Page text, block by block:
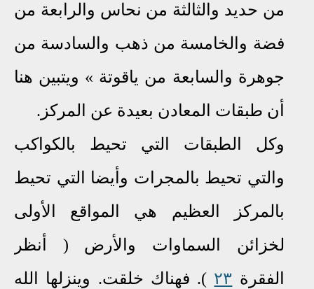
من حديد والثالثة من نحاس والرابعة من
فضة والخامسة من ذهب والسادسة من
جوهرة والسابعة من ياقوتة » ويتبين هنا
أن طبقات المعادن بعيدة عن المركز.
وكل الطبقات التي تحيط بالكواكب
والتي تحيط بالمجرات وأيضا التي تحيط
بالمركز العظيم هي المواقع الأولى
لخزائن السماوات والأرض ( أنظر
الفقرة ٢٣ ). فهناك خلقت. وينزلها الله